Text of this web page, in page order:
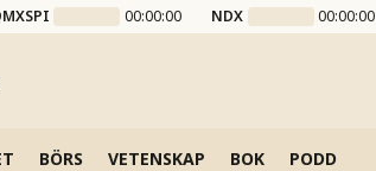
00:00:00 NDX 00:00:00
BÖRS VETENSKAP BOK PODD